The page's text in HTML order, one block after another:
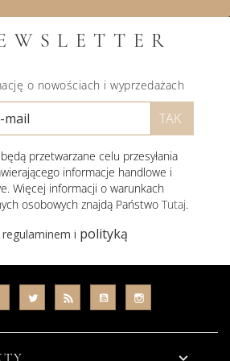
o nowościach i wyprzedażach
przetwarzane celu przesyłania
informacje handlowe i
Więcej informacji o warunkach
osobowych znajdą Państwo Tutaj.
i polityką